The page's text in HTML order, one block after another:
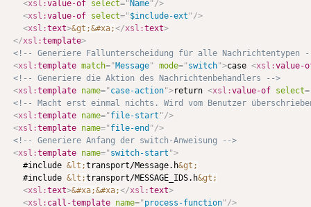
<xsl:value-of select=" Name"/>
<xsl:value-of select="$include-ext "/>
<xsl:text>&gt;&#xa;</xsl:text>
</xsl:template>
<!-- Generiere Fallunterscheidung für alle Nachrichtentypen
<xsl:template match="Message" mode="switch">case <xsl:value-
<!-- Generiere die Aktion des Nachrichtenbehandlers -->
<xsl:template name="case-action">return <xsl:value-of select=
<!-- Macht erst einmal nichts. Wird vom Benutzer
<xsl:template name="file-start "/>
<xsl:template name="file-end "/>
<!-- Generiere Anfang der switch-Anweisung -->
<xsl:template name="switch-start ">
    #include
&lt;transport/Message.h&gt;
    #include
&lt;transport/MESSAGE_IDS.h&gt;
<xsl:text>&#xa;&#xa;</xsl:text>
<xsl: call-template name="process-function"/>